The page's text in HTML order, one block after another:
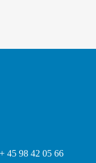
45 98 42 05 66